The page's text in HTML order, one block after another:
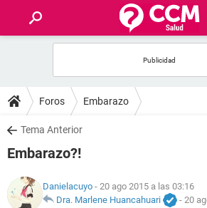
FOROS
SALUD
NUTRICIÓN
Foros Embarazo
Tema Anterior
Embarazo?!
Danielacuyo - 20 ago 2015 a las 03:16
Dra. Marlene Huancahuari
- 20